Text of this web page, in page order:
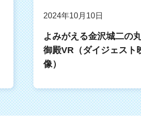
2024年10月10日
よみがえる金沢城二の
御殿VR（ダイジェスト
像）